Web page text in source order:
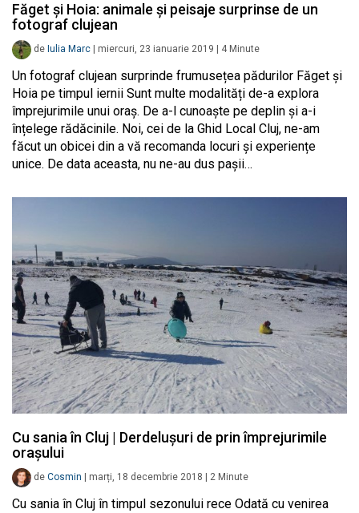
Făget și Hoia: animale și peisaje surprinse de un
fotograf clujean
de Iulia Marc miercuri, 23 ianuarie 2019 4 Minute
Un fotograf clujean surprinde frumusețea pădurilor Făget și
Hoia pe timpul iernii Sunt multe modalități de-a explora
împrejurimile unui oraș. De a-l cunoaște pe deplin și a-i
înțelege rădăcinile. Noi, cei de la Ghid Local Cluj, ne-am
făcut un obicei din a vă recomanda locuri și experiențe
unice. De data aceasta, nu ne-au dus pașii…
Cu sania în Cluj | Derdelușuri de prin împrejurimile
orașului
de Cosmin marți, 18 decembrie 2018 2 Minute
Cu sania în Cluj în timpul sezonului rece Odată cu venirea